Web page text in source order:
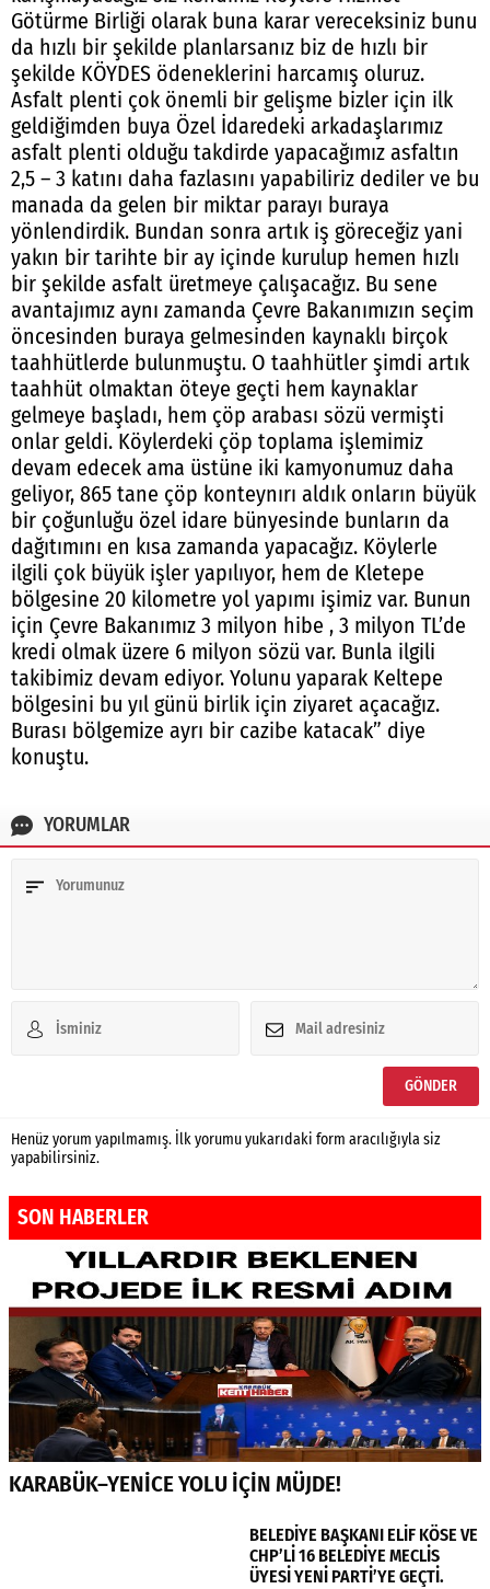
Götürme Birliği olarak buna karar vereceksiniz bunu
da hızlı bir şekilde planlarsanız biz de hızlı bir
şekilde KÖYDES ödeneklerini harcamış oluruz.
Asfalt plenti çok önemli bir gelişme bizler için ilk
geldiğimden buya Özel İdaredeki arkadaşlarımız
asfalt plenti olduğu takdirde yapacağımız asfaltın
2,5 – 3 katını daha fazlasını yapabiliriz dediler ve bu
manada da gelen bir miktar parayı buraya
yönlendirdik. Bundan sonra artık iş göreceğiz yani
yakın bir tarihte bir ay içinde kurulup hemen hızlı
bir şekilde asfalt üretmeye çalışacağız. Bu sene
avantajımız aynı zamanda Çevre Bakanımızın seçim
öncesinden buraya gelmesinden kaynaklı birçok
taahhütlerde bulunmuştu. O taahhütler şimdi artık
taahhüt olmaktan öteye geçti hem kaynaklar
gelmeye başladı, hem çöp arabası sözü vermişti
onlar geldi. Köylerdeki çöp toplama işlemimiz
devam edecek ama üstüne iki kamyonumuz daha
geliyor, 865 tane çöp konteynırı aldık onların büyük
bir çoğunluğu özel idare bünyesinde bunların da
dağıtımını en kısa zamanda yapacağız. Köylerle
ilgili çok büyük işler yapılıyor, hem de Kletepe
bölgesine 20 kilometre yol yapımı işimiz var. Bunun
için Çevre Bakanımız 3 milyon hibe , 3 milyon TL’de
kredi olmak üzere 6 milyon sözü var. Bunla ilgili
takibimiz devam ediyor. Yolunu yaparak Keltepe
bölgesini bu yıl günü birlik için ziyaret açacağız.
Burası bölgemize ayrı bir cazibe katacak” diye
konuştu.
YORUMLAR
Henüz yorum yapılmamış. İlk yorumu yukarıdaki form aracılığıyla siz
yapabilirsiniz.
SON HABERLER
KARABÜK–YENİCE YOLU İÇİN MÜJDE!
BELEDİYE BAŞKANI ELİF KÖSE VE
CHP’Lİ 16 BELEDİYE MECLİS
ÜYESİ YENİ PARTİ’YE GEÇTİ.